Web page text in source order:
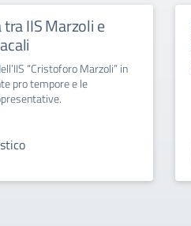
IIS Marzoli e
“Cristoforo Marzoli” in
pro tempore e le